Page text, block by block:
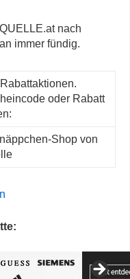
nach
immer fündig.
oder Rabatt
Shop von